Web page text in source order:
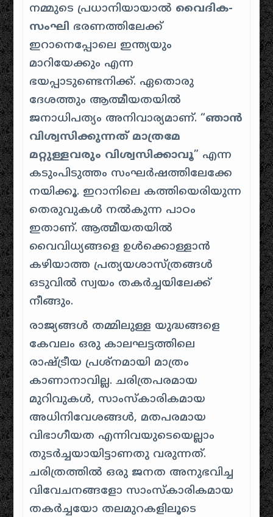
നമ്മുടെ പ്രധാനിയായാൽ വൈദിക-
സംഘി ഭരണത്തിലേക്ക്
ഇറാനെപ്പോലെ ഇന്ത്യയും
മാറിയേക്കും എന്ന
ഭയപ്പാടുണ്ടെനിക്ക്. ഏതൊരു
ദേശത്തും ആത്മീയതയിൽ
ജനാധിപത്യം അനിവാര്യമാണ്. “ഞാൻ
വിശ്വസിക്കുന്നത് മാത്രമേ
മറ്റുള്ളവരും വിശ്വസിക്കാവൂ” എന്ന
കടുംപിടുത്തം സംഘർഷത്തിലേക്കേ
നയിക്കൂ. ഇറാനിലെ കത്തിയെരിയുന്ന
തെരുവുകൾ നൽകുന്ന പാഠം
ഇതാണ്. ആത്മീയതയിൽ
വൈവിധ്യങ്ങളെ ഉൾക്കൊള്ളാൻ
കഴിയാത്ത പ്രത്യയശാസ്ത്രങ്ങൾ
ഒടുവിൽ സ്വയം തകർച്ചയിലേക്ക്
നീങ്ങും.
രാജ്യങ്ങൾ തമ്മിലുള്ള യുദ്ധങ്ങളെ
കേവലം ഒരു കാലഘട്ടത്തിലെ
രാഷ്ട്രീയ പ്രശ്നമായി മാത്രം
കാണാനാവില്ല. ചരിത്രപരമായ
മുറിവുകൾ, സാംസ്കാരികമായ
അധിനിവേശങ്ങൾ, മതപരമായ
വിഭാഗീയത എന്നിവയുടെയെല്ലാം
തുടർച്ചയായിട്ടാണതു വരുന്നത്.
ചരിത്രത്തിൽ ഒരു ജനത അനുഭവിച്ച
വിവേചനങ്ങളോ സാംസ്കാരികമായ
തകർച്ചയോ തലമുറകളിലൂടെ